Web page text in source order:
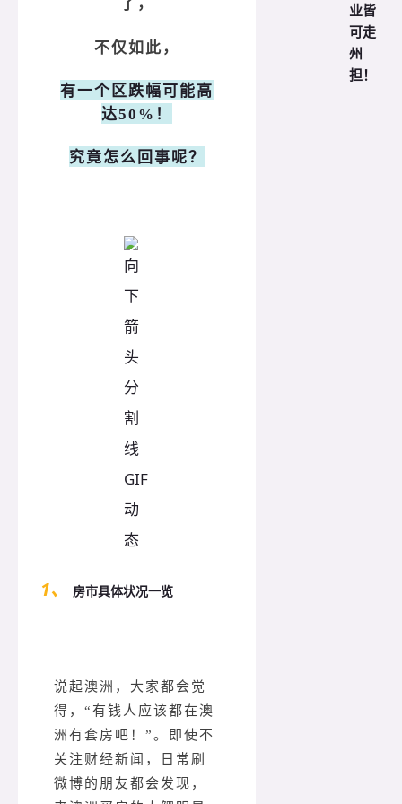
了，
不仅如此，
有一个区跌幅可能高
达50%！
究竟怎么回事呢？
1、 房市具体状况一览
说起澳洲，大家都会觉
得，“有钱人应该都在澳
洲有套房吧！”。即使不
关注财经新闻，日常刷
微博的朋友都会发现，
业皆
可走
州
担！